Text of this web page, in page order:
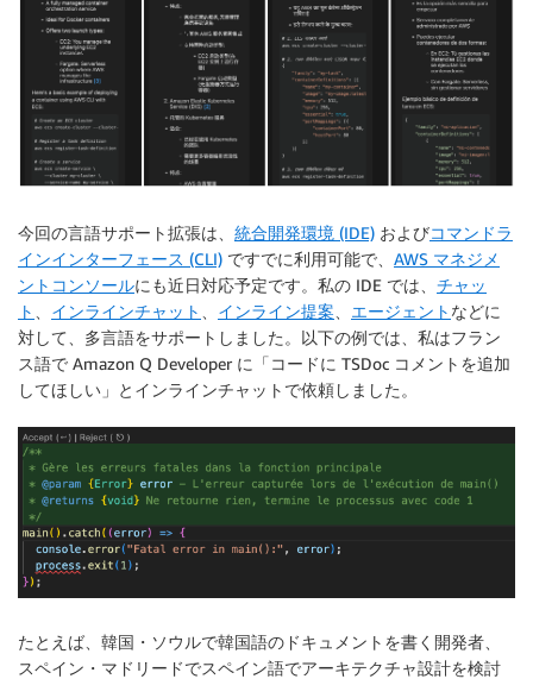
今回の言語サポート拡張は、 統合開発環境 (IDE) およびコマンドラ
インインターフェース (CLI) ですでに利用可能で、 AWS マネジメ
ントコンソールにも近日対応予定です。私の IDE では、 チャッ
ト
インラインチャット インライン提案 エージェント などに
対して、多言語をサポートしました。以下の例では、私はフラン
ス語で Amazon Q Developer に「コードに TSDoc コメントを追加
してほしい」とインラインチャットで依頼しました。
たとえば、韓国・ソウルで韓国語のドキュメントを書く開発者、
スペイン・マドリードでスペイン語でアーキテクチャ設計を検討